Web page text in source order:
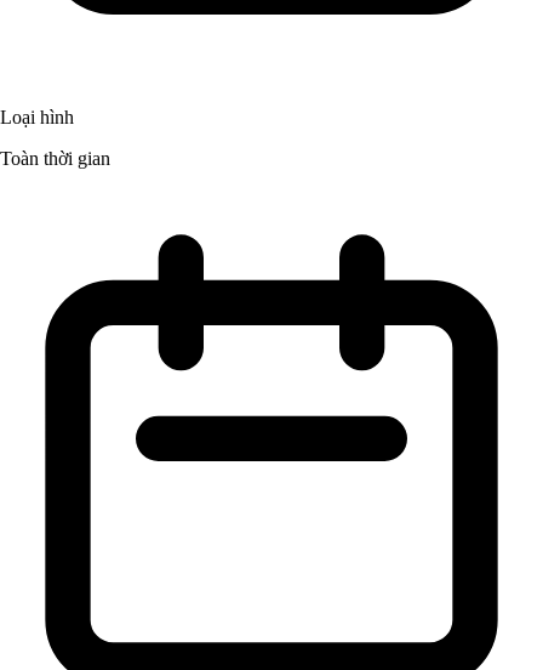
Loại hình
Toàn thời gian